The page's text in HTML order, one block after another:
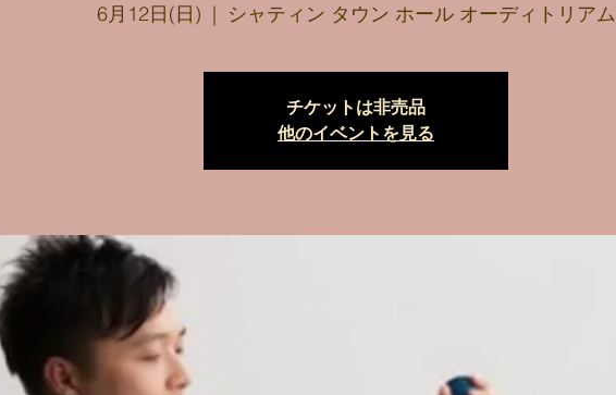
6月12日(日)
  |
シャティン タウン ホール オーディトリアム
チケットは非売品
他のイベントを見る